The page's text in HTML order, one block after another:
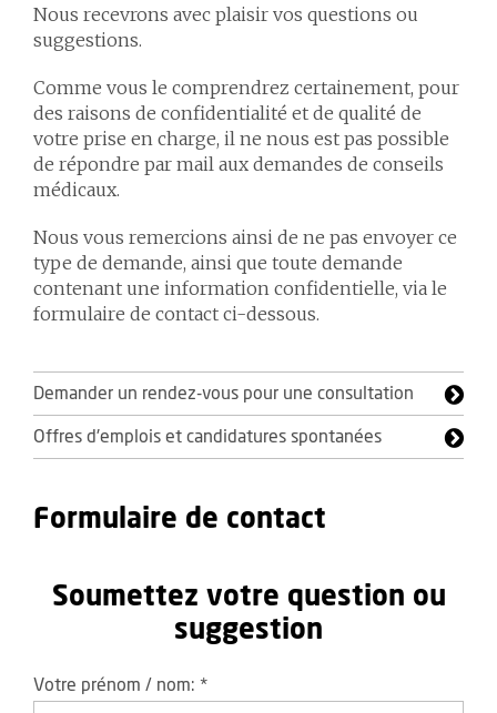
Nous recevrons avec plaisir vos questions ou
suggestions.
Comme vous le comprendrez certainement, pour
des raisons de confidentialité et de qualité de
votre prise en charge, il ne nous est pas possible
de répondre par mail aux demandes de conseils
médicaux.
Nous vous remercions ainsi de ne pas envoyer ce
type de demande, ainsi que toute demande
contenant une information confidentielle, via le
formulaire de contact ci-dessous.
Demander un rendez-vous pour une consultation
Offres d'emplois et candidatures spontanées
Formulaire de contact
Soumettez votre question ou
suggestion
Votre prénom / nom: *